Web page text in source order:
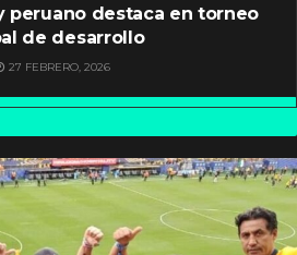
peruano destaca en torneo
de desarrollo
27 FEBRERO, 2026